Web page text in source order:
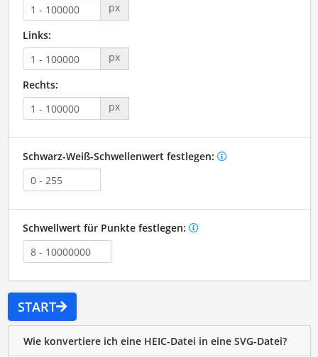
px
Links:
px
Rechts:
px
Schwarz-Weiß-Schwellenwert festlegen:
Schwellwert für Punkte festlegen:
START
Wie konvertiere ich eine HEIC-Datei in eine SVG-Datei?